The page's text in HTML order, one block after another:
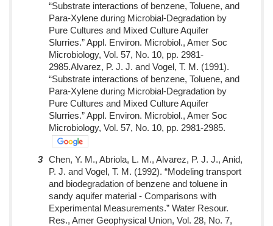
“Substrate interactions of benzene, Toluene, and
Para-Xylene during Microbial-Degradation by
Pure Cultures and Mixed Culture Aquifer
Slurries.” Appl. Environ. Microbiol., Amer Soc
Microbiology, Vol. 57, No. 10, pp. 2981-
2985.Alvarez, P. J. J. and Vogel, T. M. (1991).
“Substrate interactions of benzene, Toluene, and
Para-Xylene during Microbial-Degradation by
Pure Cultures and Mixed Culture Aquifer
Slurries.” Appl. Environ. Microbiol., Amer Soc
Microbiology, Vol. 57, No. 10, pp. 2981-2985.
3 Chen, Y. M., Abriola, L. M., Alvarez, P. J. J., Anid,
P. J. and Vogel, T. M. (1992). “Modeling transport
and biodegradation of benzene and toluene in
sandy aquifer material - Comparisons with
Experimental Measurements.” Water Resour.
Res., Amer Geophysical Union, Vol. 28, No. 7,